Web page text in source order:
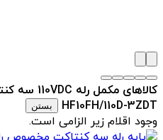
HF10FH/110D-3ZDT
بستن
وجود اقلام زیر الزامی است.